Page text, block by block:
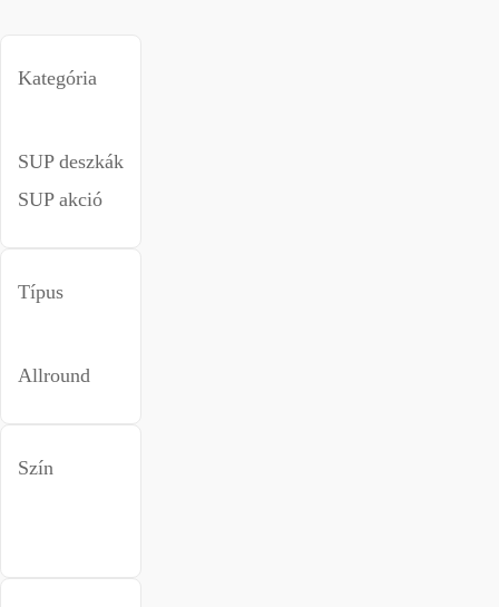
Kategória
SUP deszkák
SUP akció
Típus
Allround
Szín